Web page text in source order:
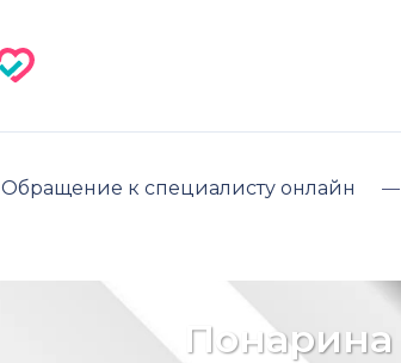
Обращение к специалисту онлайн